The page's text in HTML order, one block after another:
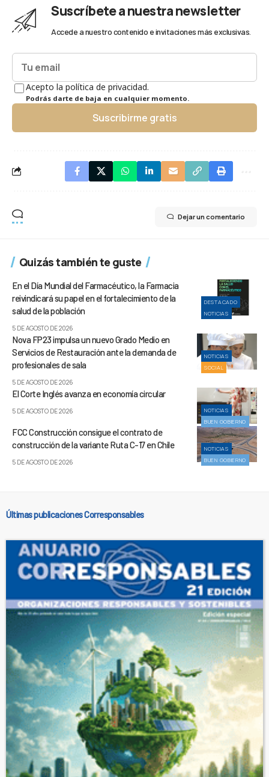
Suscríbete a nuestra newsletter
Accede a nuestro contenido e invitaciones más exclusivas.
Acepto la política de privacidad.
Podrás darte de baja en cualquier momento.
Suscribirme gratis
Dejar un comentario
Quizás también te guste
DESTACADO
NOTICIAS
En el Día Mundial del Farmacéutico, la Farmacia
reivindicará su papel en el fortalecimiento de la
salud de la población
5 DE AGOSTO DE 2026
NOTICIAS
SOCIAL
Nova FP23 impulsa un nuevo Grado Medio en
Servicios de Restauración ante la demanda de
profesionales de sala
5 DE AGOSTO DE 2026
NOTICIAS
BUEN GOBIERNO
El Corte Inglés avanza en economía circular
5 DE AGOSTO DE 2026
NOTICIAS
BUEN GOBIERNO
FCC Construcción consigue el contrato de
construcción de la variante Ruta C-17 en Chile
5 DE AGOSTO DE 2026
Últimas publicaciones Corresponsables